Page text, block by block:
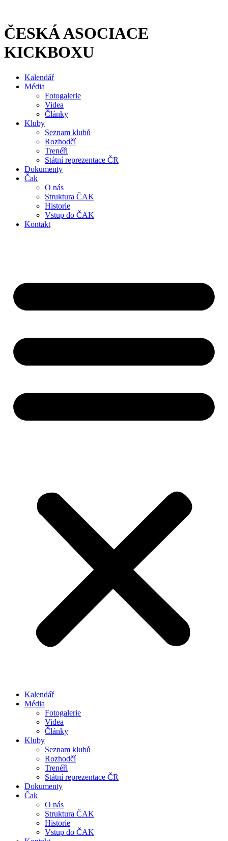
obsahu
ČESKÁ ASOCIACE
KICKBOXU
Kalendář
Média
Fotogalerie
Videa
Články
Kluby
Seznam klubů
Rozhodčí
Trenéři
Státní reprezentace ČR
Dokumenty
Čak
O nás
Struktura ČAK
Historie
Vstup do ČAK
Kontakt
Kalendář
Média
Fotogalerie
Videa
Články
Kluby
Seznam klubů
Rozhodčí
Trenéři
Státní reprezentace ČR
Dokumenty
Čak
O nás
Struktura ČAK
Historie
Vstup do ČAK